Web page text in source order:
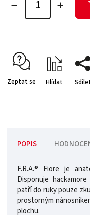
Zeptat se Hlídat
POPIS
F.R.A.® Fiore je
Disponuje
patří do ruky pouze
prostorným
plochu.